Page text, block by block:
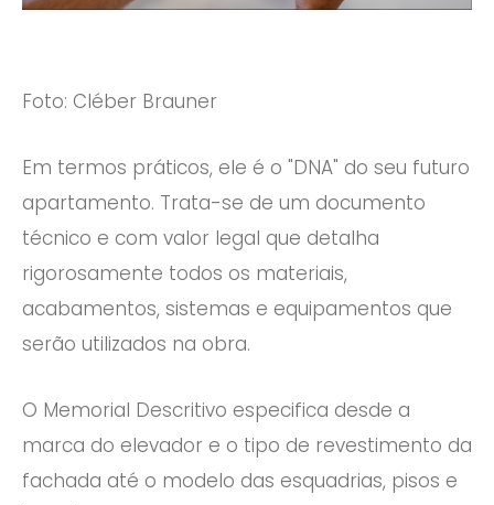
Foto: Cléber Brauner
Em termos práticos, ele é o "DNA" do seu futuro
apartamento. Trata-se de um documento
técnico e com valor legal que detalha
rigorosamente todos os materiais,
acabamentos, sistemas e equipamentos que
serão utilizados na obra.
O Memorial Descritivo especifica desde a
marca do elevador e o tipo de revestimento da
fachada até o modelo das esquadrias, pisos e